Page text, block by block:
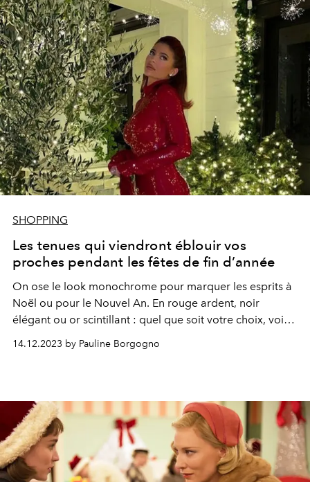
SHOPPING
Les tenues qui viendront éblouir vos
proches pendant les fêtes de fin d’année
On ose le look monochrome pour marquer les esprits à
Noël ou pour le Nouvel An. En rouge ardent, noir
élégant ou or scintillant : quel que soit votre choix, voici
14.12.2023 by Pauline Borgogno